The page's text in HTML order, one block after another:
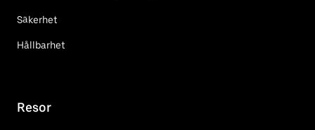
Säkerhet
Hållbarhet
Resor